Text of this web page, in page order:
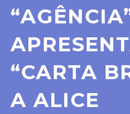
“CARTA
A ALICE